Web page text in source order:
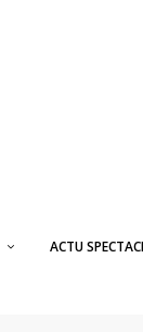
ACTU